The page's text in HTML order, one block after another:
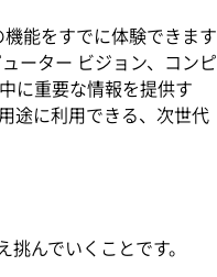
機能をすでに体験できます
ーター ビジョン、コンピ
に重要な情報を提供す
途に利用できる、次世代
んでいくことです。